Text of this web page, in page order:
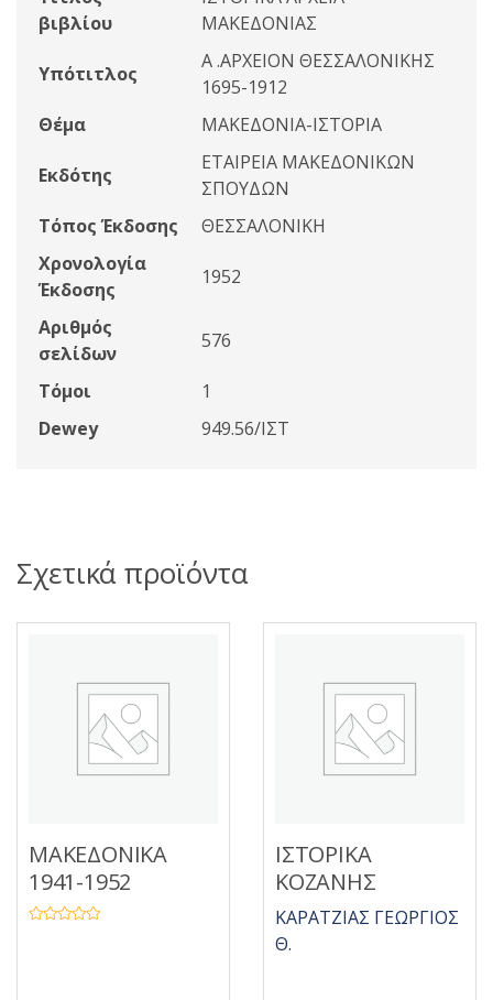
βιβλίου
ΜΑΚΕΔΟΝΙΑΣ
Υπότιτλος
Α .ΑΡΧΕΙΟΝ ΘΕΣΣΑΛΟΝΙΚΗΣ
1695-1912
Θέμα
ΜΑΚΕΔΟΝΙΑ-ΙΣΤΟΡΙΑ
Εκδότης
ΕΤΑΙΡΕΙΑ ΜΑΚΕΔΟΝΙΚΩΝ
ΣΠΟΥΔΩΝ
Τόπος Έκδοσης
ΘΕΣΣΑΛΟΝΙΚΗ
Χρονολογία
Έκδοσης
1952
Αριθμός
σελίδων
576
Τόμοι
1
Dewey
949.56/ΙΣΤ
Σχετικά προϊόντα
ΜΑΚΕΔΟΝΙΚΑ
1941-1952
ΙΣΤΟΡΙΚΑ
ΚΟΖΑΝΗΣ
ΚΑΡΑΤΖΙΑΣ ΓΕΩΡΓΙΟΣ
Θ.